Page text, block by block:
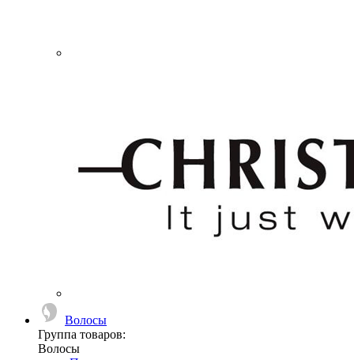
Волосы
Группа товаров:
Волосы